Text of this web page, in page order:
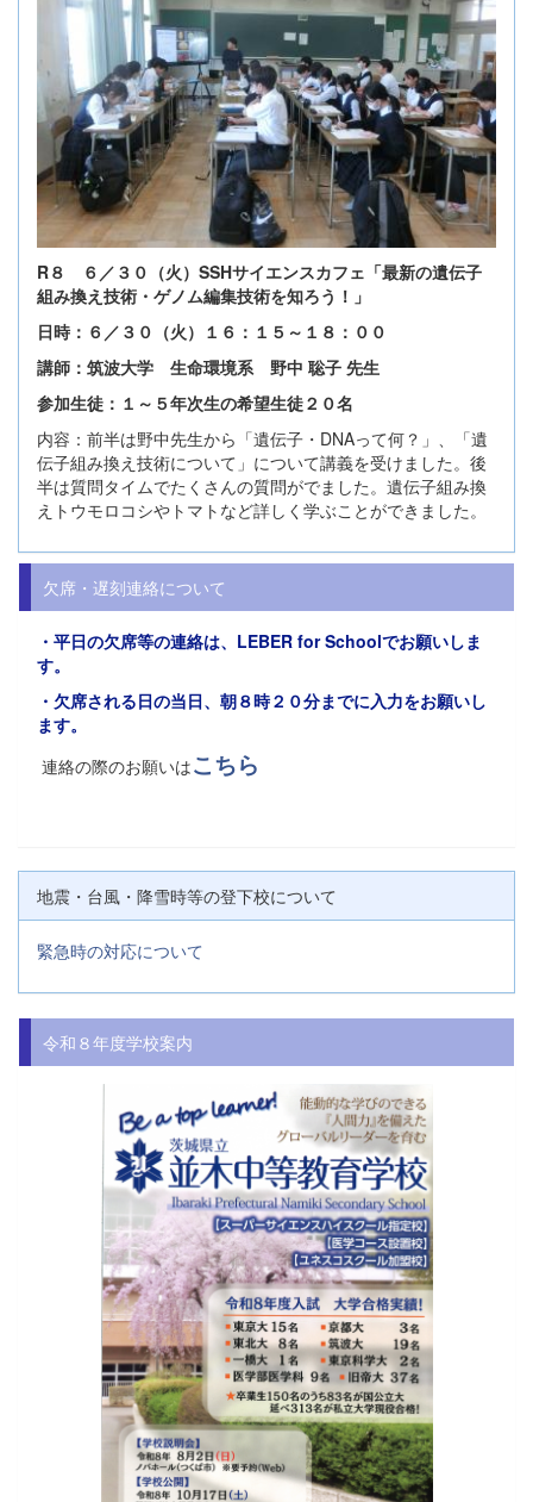
R８ ６／３０（火）SSHサイエンスカフェ「最新の遺伝子
組み換え技術・ゲノム編集技術を知ろう！」
日時：６／３０（火）１６：１５～１８：００
講師：筑波大学 生命環境系 野中 聡子 先生
参加生徒：１～５年次生の希望生徒２０名
内容：前半は野中先生から「遺伝子・DNAって何？」、「遺
伝子組み換え技術について」について講義を受けました。後
半は質問タイムでたくさんの質問がでました。遺伝子組み換
えトウモロコシやトマトなど詳しく学ぶことができました。
欠席・遅刻連絡について
・平日の欠席等の連絡は、 LEBER for Schoolでお願いしま
す。
・欠席される日の当日、朝８時２０分までに入力をお願いし
ます。
連絡の際のお願いはこちら
地震・台風・降雪時等の登下校について
緊急時の対応について
令和８年度学校案内